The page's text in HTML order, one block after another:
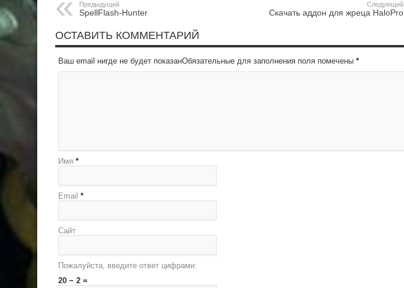
Предыдущий
SpellFlash-Hunter
Следующий
Скачать аддон для жреца HaloPro
ОСТАВИТЬ КОММЕНТАРИЙ
Ваш email нигде не будет показанОбязательные для заполнения поля помечены *
Имя *
Email *
Сайт
Пожалуйста, введите ответ цифрами:
20 − 2 =